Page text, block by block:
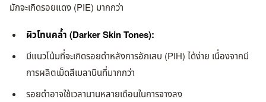
มักจะเกิดรอยแดง (PIE) มากกว่า
ผิวโทนคล้ำ (Darker Skin Tones):
มีแนวโน้มที่จะเกิดรอยดำหลังการอักเสบ (PIH) ได้ง่าย เนื่องจากมี
การผลิตเม็ดสีเมลานินที่มากกว่า
รอยดำอาจใช้เวลานานหลายเดือนในการจางลง